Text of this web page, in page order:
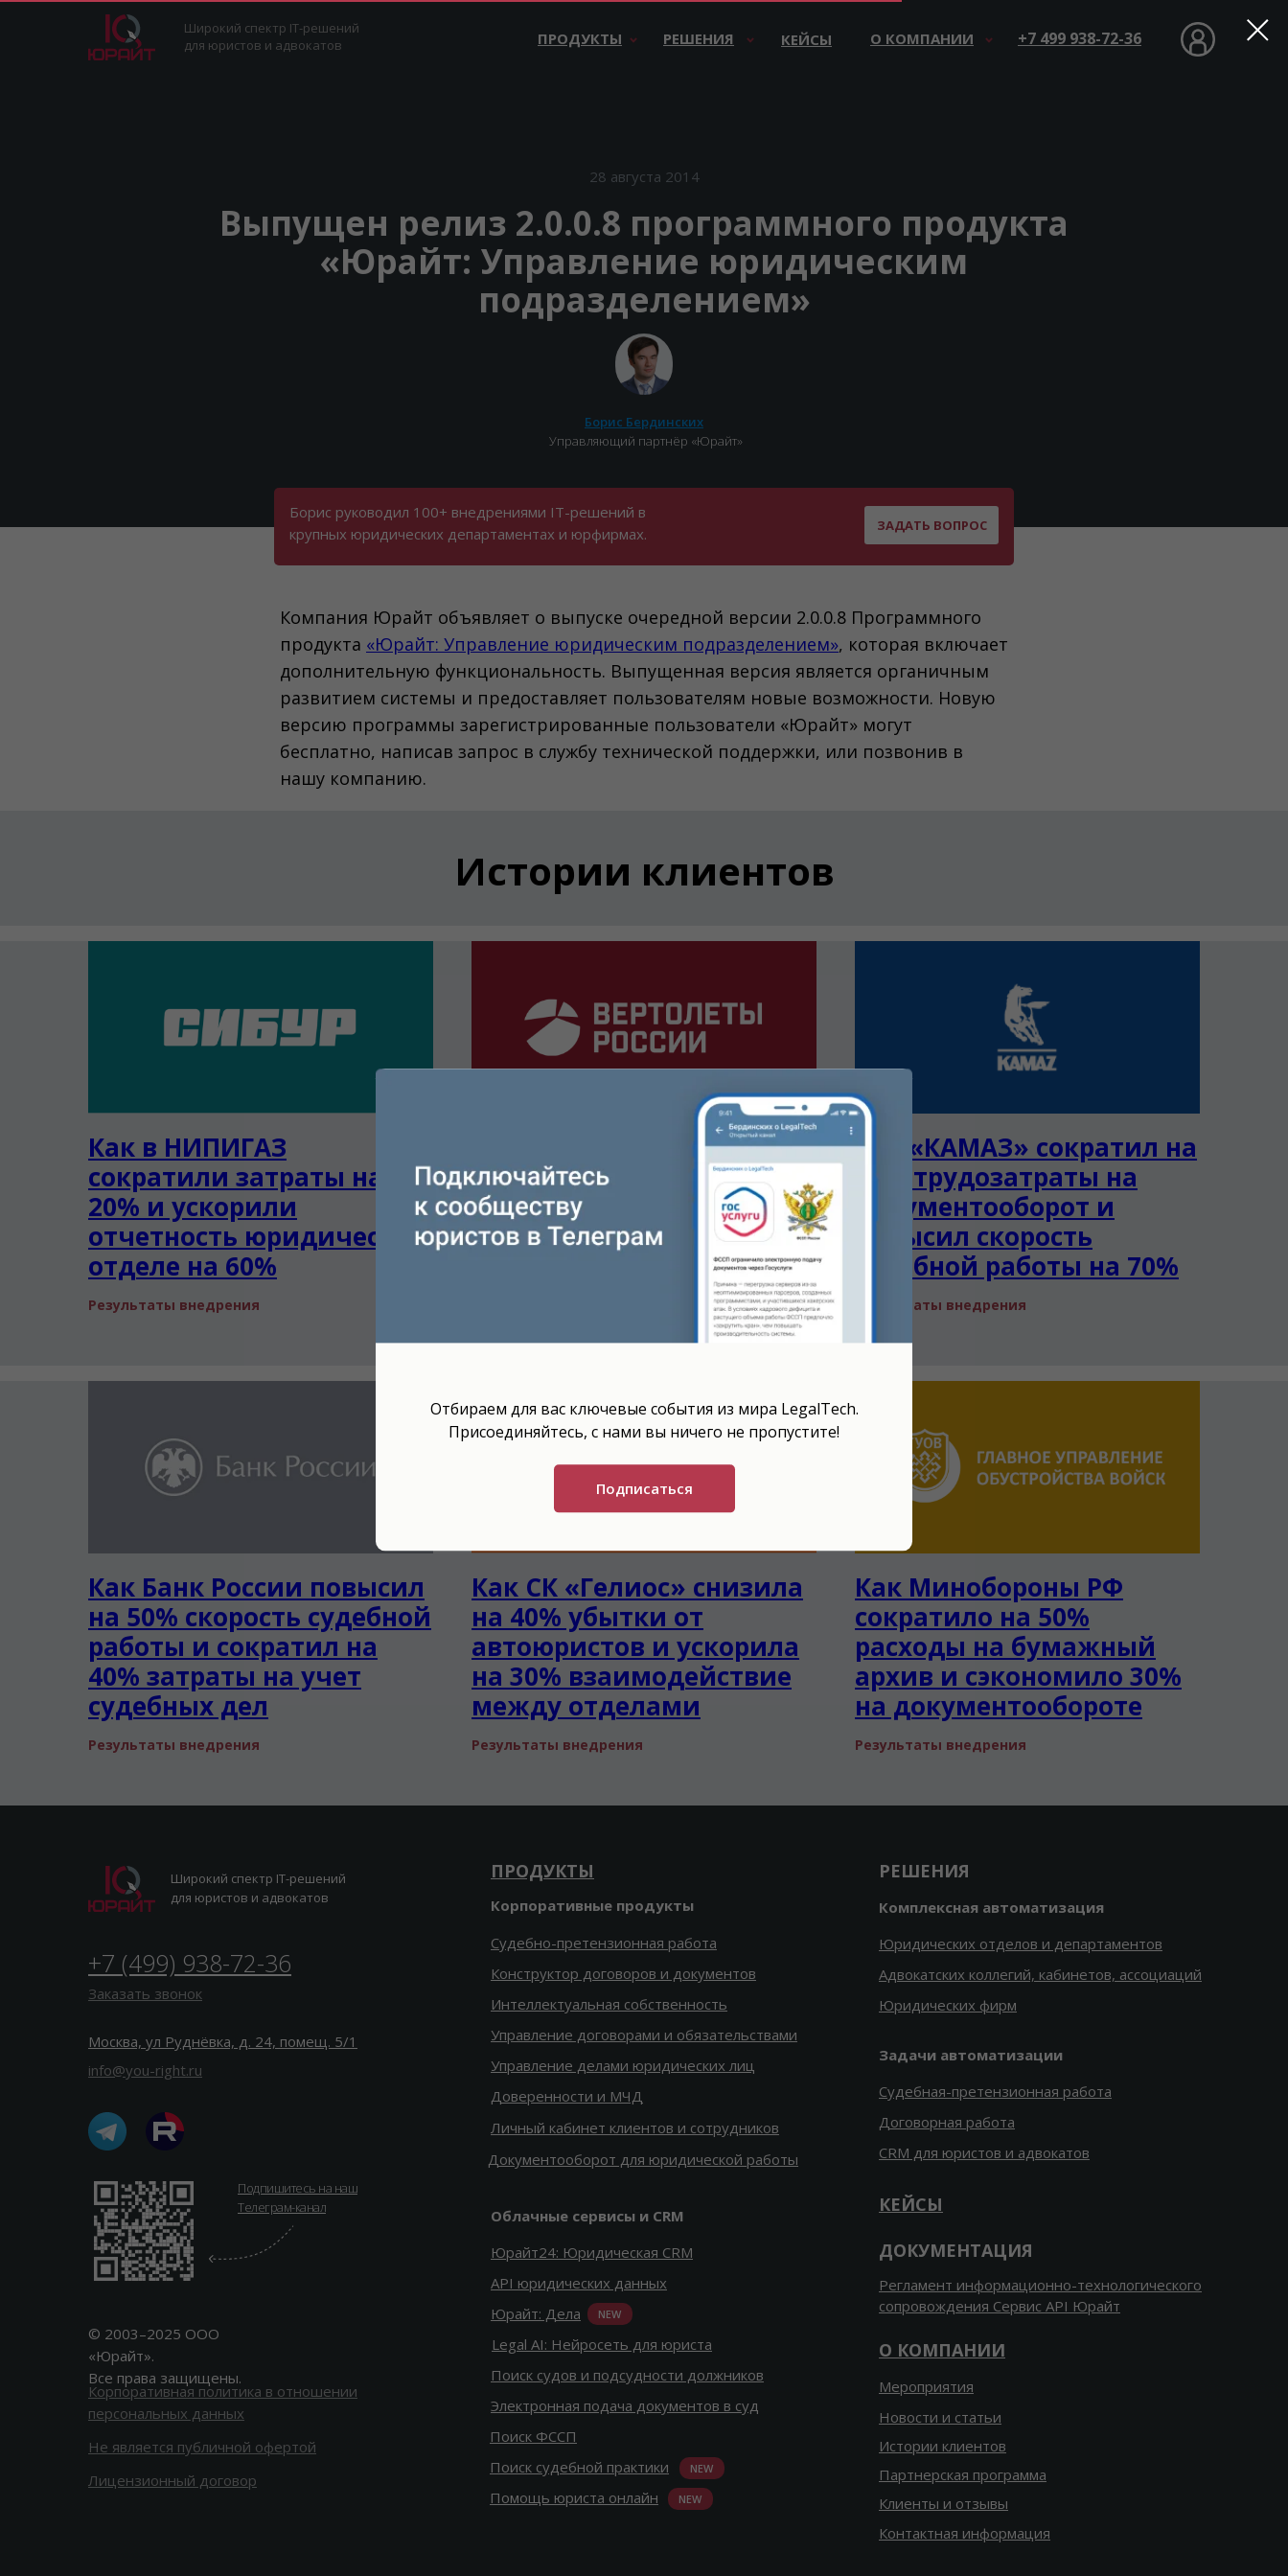
Широкий спектр IT-решений
для юристов и адвокатов
РЕШЕНИЯ О КОМПАНИИ +7 499 938-72-36
ПРОДУКТЫ КЕЙСЫ
Выпущен релиз 2.0.0.8 программного продукта
«Юрайт: Управление юридическим
подразделением»
28 августа 2014
Борис Бердинских
Управляющий партнёр «Юрайт»
Борис руководил 100+ внедрениями IT-решений в
крупных юридических департаментах и юрфирмах.
ЗАДАТЬ ВОПРОС
Компания Юрайт объявляет о выпуске очередной версии 2.0.0.8 Программного
продукта «Юрайт: Управление юридическим подразделением», которая включает
дополнительную функциональность. Выпущенная версия является органичным
развитием системы и предоставляет пользователям новые возможности. Новую
версию программы зарегистрированные пользователи «Юрайт» могут
бесплатно, написав запрос в службу технической поддержки, или позвонив в
нашу компанию.
Истории клиентов
Как в НИПИГАЗ
сократили затраты на
20% и ускорили
отчетность юридическом
отделе на 60%
Результаты внедрения
Как «Вертолеты России»
сократили на 10%
трудозатраты на работу с
документами
Как «КАМАЗ» сократил на
35% трудозатраты на
документооборот и
повысил скорость
судебной работы на 70%
Результаты внедрения
Как Банк России повысил
на 50% скорость судебной
работы и сократил на
40% затраты на учет
судебных дел
Результаты внедрения
Как СК «Гелиос» снизила
на 40% убытки от
автоюристов и ускорила
на 30% взаимодействие
между отделами
Результаты внедрения
Как Минобороны РФ
сократило на 50%
расходы на бумажный
архив и сэкономило 30%
на документообороте
Результаты внедрения
Отбираем для вас ключевые события из мира LegalTech.
Присоединяйтесь, с нами вы ничего не пропустите!
Подписаться
Попробуйте программы «Юрайт» для автоматизации юридической работы
Широкий спектр IT-решений
для юристов и адвокатов
+7 (499) 938-72-36
Москва, ул Руднёвка, д. 24, помещ. 5/1
Подпишитесь на наш
Телеграм-канал
info@you-right.ru
ПРОДУКТЫ
© 2003–2025 ООО
«Юрайт».
Все права защищены.
Корпоративные продукты
Судебно-претензионная работа
Облачные сервисы и CRM
Управление договорами и обязательствами
Заказать звонок
Корпоративная политика в отношении
персональных данных
РЕШЕНИЯ
О КОМПАНИИ
Конструктор договоров и документов
Юрайт24: Юридическая CRM
Интеллектуальная собственность
Доверенности и МЧД
Клиенты и отзывы
Контактная информация
Новости и статьи
Мероприятия
Регламент информационно-технологического
сопровождения Сервис API Юрайт
Не является публичной офертой
Лицензионный договор
Управление делами юридических лиц
КЕЙСЫ
ДОКУМЕНТАЦИЯ
API юридических данных
Поиск судов и подсудности должников
Юрайт: Дела
Комплексная автоматизация
Юридических отделов и департаментов
Адвокатских коллегий, кабинетов, ассоциаций
Юридических фирм
Задачи автоматизации
Судебная-претензионная работа
Договорная работа
CRM для юристов и адвокатов
Истории клиентов
Партнерская программа
Legal AI: Нейросеть для юриста
Личный кабинет клиентов и сотрудников
Электронная подача документов в суд
Документооборот для юридической работы
Поиск ФССП
Поиск судебной практики
NEW
Помощь юриста онлайн NEW
NEW